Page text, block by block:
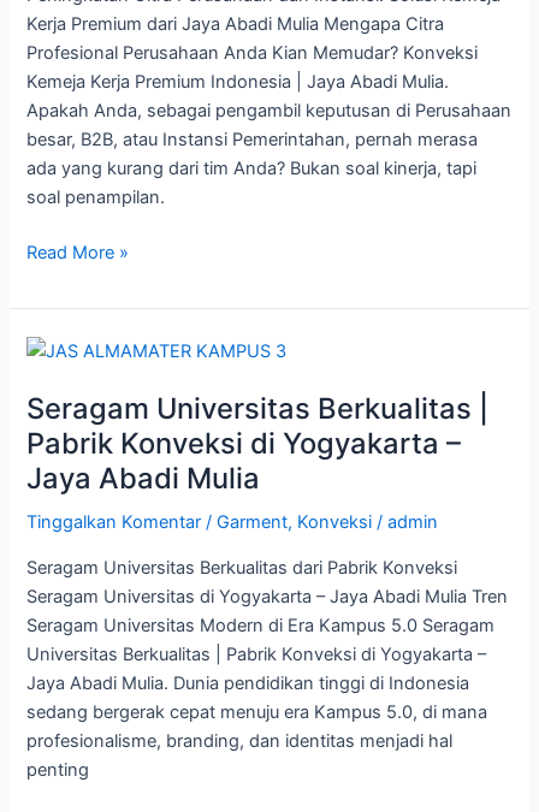
Kerja Premium dari Jaya Abadi Mulia Mengapa Citra
Profesional Perusahaan Anda Kian Memudar? Konveksi
Kemeja Kerja Premium Indonesia | Jaya Abadi Mulia.
Apakah Anda, sebagai pengambil keputusan di Perusahaan
besar, B2B, atau Instansi Pemerintahan, pernah merasa
ada yang kurang dari tim Anda? Bukan soal kinerja, tapi
soal penampilan.
Abadi
Mulia
Read More »
Seragam Universitas Berkualitas |
Pabrik Konveksi di Yogyakarta –
Jaya Abadi Mulia
Tinggalkan Komentar /Garment, Konveksi /admin
Seragam Universitas Berkualitas dari Pabrik Konveksi
Seragam Universitas di Yogyakarta – Jaya Abadi Mulia Tren
Seragam Universitas Modern di Era Kampus 5.0 Seragam
Universitas Berkualitas | Pabrik Konveksi di Yogyakarta –
Jaya Abadi Mulia. Dunia pendidikan tinggi di Indonesia
sedang bergerak cepat menuju era Kampus 5.0, di mana
profesionalisme, branding, dan identitas menjadi hal
penting
Seragam
Berkualitas
|
Pabrik
Konveksi
di
–
Jaya
Abadi
Mulia